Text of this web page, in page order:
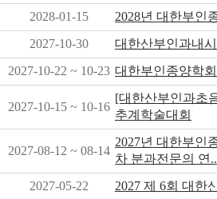
2028-01-15
2028년 대한부인
2027-10-30
대한산부인과내
2027-10-22 ~ 10-23 대한부인종양학
2027-10-15 ~ 10-16
[대한산부인과초
추계학술대회
2027-08-12 ~ 08-14
2027년 대한부인
차 분과전문의 연..
2027-05-22
2027 제 6회 대한